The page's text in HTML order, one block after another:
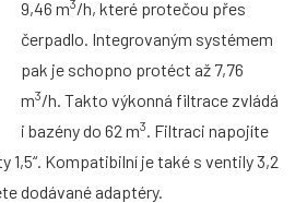
9,46 m3/h, které protečou přes
čerpadlo. Integrovaným systémem
pak je schopno protéct až 7,76
m3/h. Takto výkonná filtrace zvládá
i bazény do 62 m3. Filtraci napojíte
1,5“. Kompatibilní je také s ventily 3,2
dodávané adaptéry.